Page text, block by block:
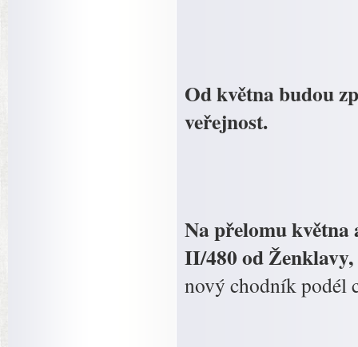
Od května budou
veřejnost.
Na přelomu května
II/480 od
nový chodník podél